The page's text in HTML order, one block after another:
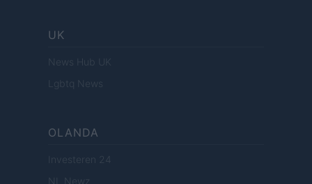
UK
News Hub UK
Lgbtq News
OLANDA
Investeren 24
NL Newz